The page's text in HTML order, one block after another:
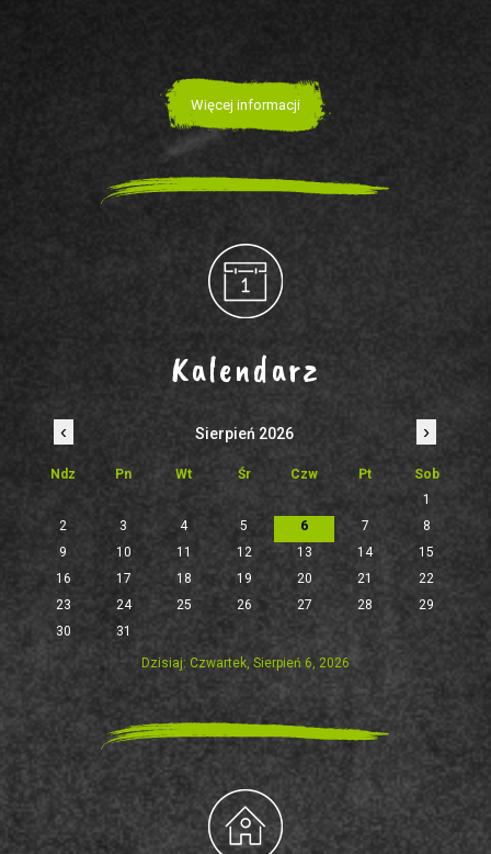
Więcej informacji
Kalendarz
‹ Sierpień 2026 ›
Ndz Pn Wt Śr Czw Pt
Sob
1
2
3 4 5 6 7
8
9
10 11 12 13 14
15
16
17 18 19 20 21
22
23
24 25 26 27 28
29
30
31
Dzisiaj: Czwartek, Sierpień 6, 2026